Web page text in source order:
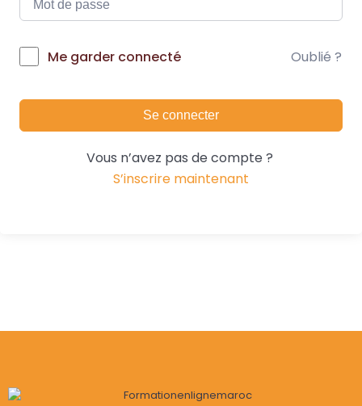
Me garder connecté Oublié ?
Se connecter
Vous n’avez pas de compte ?
S’inscrire maintenant